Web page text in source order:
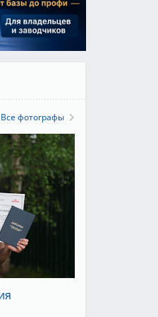
Все фотографы